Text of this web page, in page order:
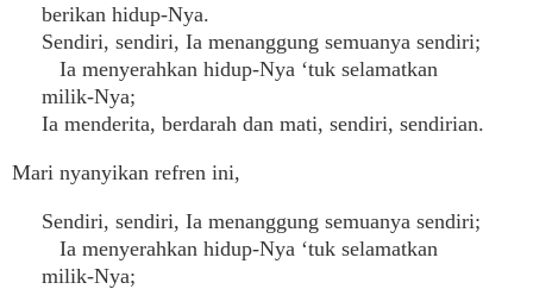
berikan hidup-Nya.
Sendiri, sendiri, Ia menanggung semuanya sendiri;
Ia menyerahkan hidup-Nya ‘tuk selamatkan
milik-Nya;
Ia menderita, berdarah dan mati, sendiri, sendirian.
Mari nyanyikan refren ini,
Sendiri, sendiri, Ia menanggung semuanya sendiri;
Ia menyerahkan hidup-Nya ‘tuk selamatkan
milik-Nya;